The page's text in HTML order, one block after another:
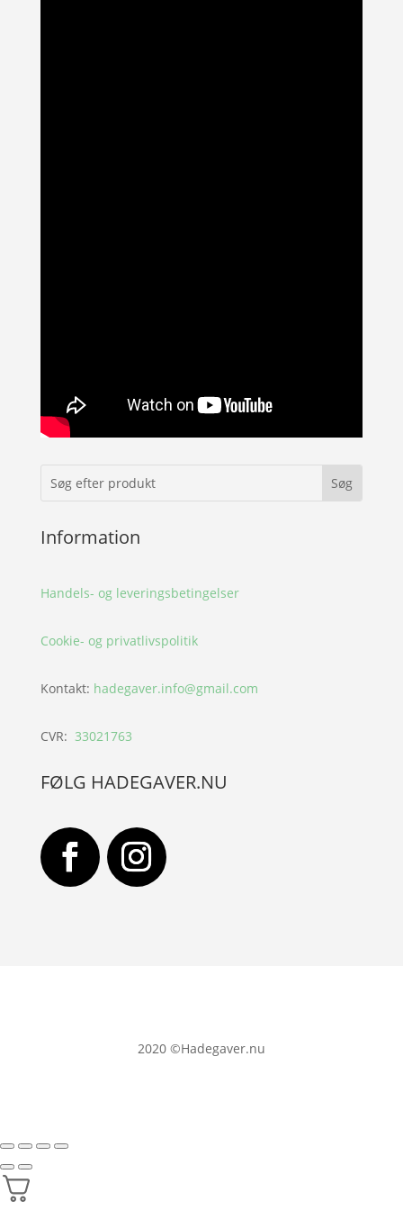
Information
Handels- og leveringsbetingelser
Cookie- og privatlivspolitik
Kontakt: hadegaver.info@gmail.com
CVR: 33021763
FØLG HADEGAVER.NU
2020 ©Hadegaver.nu